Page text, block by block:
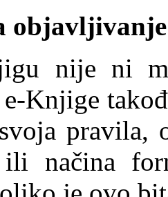
nije ni
Knjige
pravila,
načina